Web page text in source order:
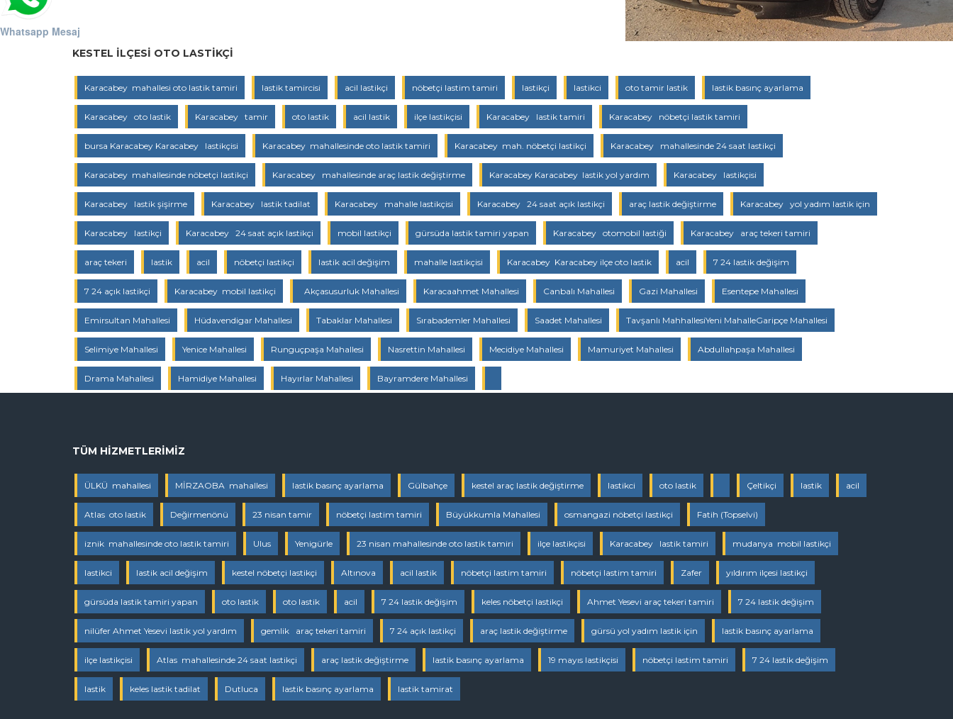
Whatsapp Mesaj
KESTEL ILÇESI OTO LASTIKÇI
Karacabey mahallesi oto lastik tamiri lastik tamircisi acil lastikçi nöbetçi lastim tamiri lastikçi lastikci oto tamir lastik lastik basınç ayarlama
Karacabey oto lastik Karacabey tamir oto lastik acil lastik ilçe lastikçisi Karacabey lastik tamiri Karacabey nöbetçi lastik tamiri
bursa Karacabey Karacabey lastikçisi Karacabey mahallesinde oto lastik tamiri Karacabey mah. nöbetçi lastikçi Karacabey mahallesinde 24 saat lastikçi
Karacabey mahallesinde nöbetçi lastikçi Karacabey mahallesinde araç lastik değiştirme Karacabey Karacabey lastik yol yardım Karacabey lastikçisi
Karacabey lastik şişirme Karacabey lastik tadilat Karacabey mahalle lastikçisi Karacabey 24 saat açık lastikçi araç lastik değiştirme Karacabey yol yadım lastik için
Karacabey lastikçi Karacabey 24 saat açık lastikçi mobil lastikçi gürsüda lastik tamiri yapan Karacabey otomobil lastiği Karacabey araç tekeri tamiri
araç tekeri lastik acil nöbetçi lastikçi lastik acil değişim mahalle lastikçisi Karacabey Karacabey ilçe oto lastik acil 7 24 lastik değişim
7 24 açık lastikçi Karacabey mobil lastikçi Akçasusurluk Mahallesi Karacaahmet Mahallesi Canbalı Mahallesi Gazi Mahallesi Esentepe Mahallesi
Emirsultan Mahallesi Hüdavendigar Mahallesi Tabaklar Mahallesi Sırabademler Mahallesi Saadet Mahallesi Tavşanlı MahhallesiYeni MahalleGaripçe Mahallesi
Selimiye Mahallesi Yenice Mahallesi Runguçpaşa Mahallesi Nasrettin Mahallesi Mecidiye Mahallesi Mamuriyet Mahallesi Abdullahpaşa Mahallesi
Drama Mahallesi Hamidiye Mahallesi Hayırlar Mahallesi Bayramdere Mahallesi
TÜM HIZMETLERIMIZ
ÜLKÜ mahallesi MİRZAOBA mahallesi lastik basınç ayarlama Gülbahçe kestel araç lastik değiştirme lastikci oto lastik Çeltikçi lastik acil
Atlas oto lastik Değirmenönü 23 nisan tamir nöbetçi lastim tamiri Büyükkumla Mahallesi osmangazi nöbetçi lastikçi Fatih (Topselvi)
iznik mahallesinde oto lastik tamiri Ulus Yenigürle 23 nisan mahallesinde oto lastik tamiri ilçe lastikçisi Karacabey lastik tamiri mudanya mobil lastikçi
lastikci lastik acil değişim kestel nöbetçi lastikçi Altınova acil lastik nöbetçi lastim tamiri nöbetçi lastim tamiri Zafer yıldırım ilçesi lastikçi
gürsüda lastik tamiri yapan oto lastik oto lastik acil 7 24 lastik değişim keles nöbetçi lastikçi Ahmet Yesevi araç tekeri tamiri 7 24 lastik değişim
nilüfer Ahmet Yesevi lastik yol yardım gemlik araç tekeri tamiri 7 24 açık lastikçi araç lastik değiştirme gürsü yol yadım lastik için lastik basınç ayarlama
ilçe lastikçisi Atlas mahallesinde 24 saat lastikçi araç lastik değiştirme lastik basınç ayarlama 19 mayıs lastikçisi nöbetçi lastim tamiri 7 24 lastik değişim
lastik keles lastik tadilat Dutluca lastik basınç ayarlama lastik tamirat